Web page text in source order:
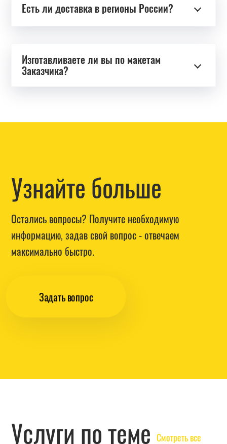
Есть ли доставка в регионы России?
Изготавливаете ли вы по макетам
Заказчика?
Узнайте больше
Остались вопросы? Получите необходимую
информацию, задав свой вопрос - отвечаем
максимально быстро.
Задать вопрос
Услуги по темеСмотреть все